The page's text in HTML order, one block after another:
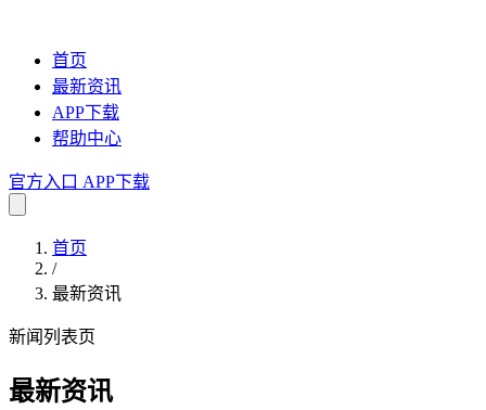
首页
最新资讯
APP下载
帮助中心
官方入口 APP下载
首页
/
最新资讯
新闻列表页
最新资讯